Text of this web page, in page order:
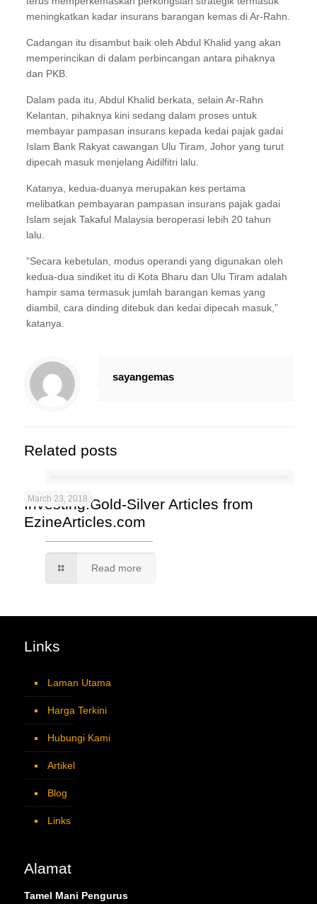
meningkatkan kadar insurans barangan kemas di Ar-Rahn.
Cadangan itu disambut baik oleh Abdul Khalid yang akan
memperincikan di dalam perbincangan antara pihaknya
dan PKB.
Dalam pada itu, Abdul Khalid berkata, selain Ar-Rahn
Kelantan, pihaknya kini sedang dalam proses untuk
membayar pampasan insurans kepada kedai pajak gadai
Islam Bank Rakyat cawangan Ulu Tiram, Johor yang turut
dipecah masuk menjelang Aidilfitri lalu.
Katanya, kedua-duanya merupakan kes pertama
melibatkan pembayaran pampasan insurans pajak gadai
Islam sejak Takaful Malaysia beroperasi lebih 20 tahun
lalu.
”Secara kebetulan, modus operandi yang digunakan oleh
kedua-dua sindiket itu di Kota Bharu dan Ulu Tiram adalah
hampir sama termasuk jumlah barangan kemas yang
diambil, cara dinding ditebuk dan kedai dipecah masuk,”
katanya.
sayangemas
Related posts
March 23, 2018
Investing:Gold-Silver Articles from
EzineArticles.com
Read more
Links
Laman Utama
Harga Terkini
Hubungi Kami
Artikel
Blog
Links
Alamat
Tamel Mani Pengurus